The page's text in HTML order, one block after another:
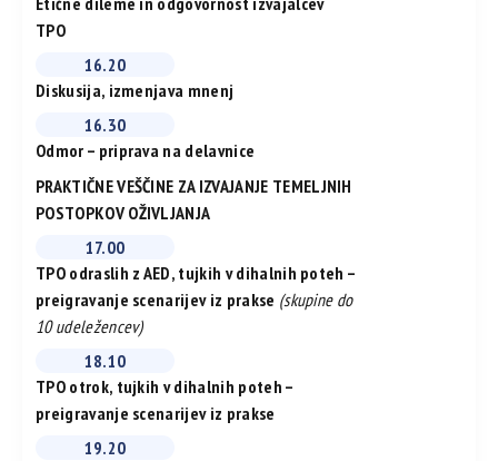
TPO
16.20
Diskusija, izmenjava mnenj
16.30
Odmor – priprava na delavnice
PRAKTIČNE VEŠČINE ZA IZVAJANJE TEMELJNIH
POSTOPKOV OŽIVLJANJA
17.00
TPO odraslih z AED, tujkih v dihalnih poteh –
preigravanje scenarijev iz prakse (skupine do
10 udeležencev)
18.10
TPO otrok, tujkih v dihalnih poteh –
preigravanje scenarijev iz prakse
19.20